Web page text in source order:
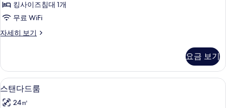
기
보
기
대
개,
럽
라
운
지
킹사이즈침대 1개
무료 WiFi
자세히 보기
룸,
즈
침
대
개,
요금 보기
스
탠
저자극성 침구, 미니바, 객실 내 금고,
11
스탠다드룸
24㎡